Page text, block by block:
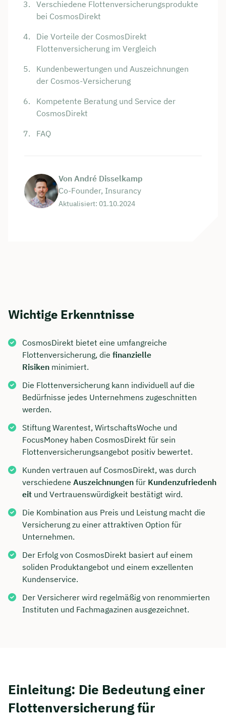
Verschiedene Flottenversicherungsprodukte
bei CosmosDirekt
Die Vorteile der CosmosDirekt
Flottenversicherung im Vergleich
Kundenbewertungen und Auszeichnungen
der Cosmos-Versicherung
Kompetente Beratung und Service der
CosmosDirekt
FAQ
Von André Disselkamp
Co-Founder, Insurancy
Aktualisiert: 01.10.2024
Wichtige Erkenntnisse
CosmosDirekt bietet eine umfangreiche
Flottenversicherung, die finanzielle
Risiken minimiert.
Die Flottenversicherung kann individuell auf die
Bedürfnisse jedes Unternehmens zugeschnitten
werden.
Stiftung Warentest, WirtschaftsWoche und
FocusMoney haben CosmosDirekt für sein
Flottenversicherungsangebot positiv bewertet.
Kunden vertrauen auf CosmosDirekt, was durch
verschiedene Auszeichnungen für Kundenzufriedenh
eit und Vertrauenswürdigkeit bestätigt wird.
Die Kombination aus Preis und Leistung macht die
Versicherung zu einer attraktiven Option für
Unternehmen.
Der Erfolg von CosmosDirekt basiert auf einem
soliden Produktangebot und einem exzellenten
Kundenservice.
Der Versicherer wird regelmäßig von renommierten
Instituten und Fachmagazinen ausgezeichnet.
Einleitung: Die Bedeutung einer
Flottenversicherung für